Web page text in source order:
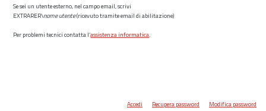
Se sei un utente esterno, nel campo email, scrivi
EXTRARER\nome utente(ricevuto tramite email di abilitazione)
Per problemi tecnici contatta l’assistenza informatica.
Accedi Recupera password Modifica password